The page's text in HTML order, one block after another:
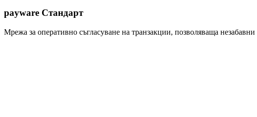
payware Стандарт
Мрежа за оперативно съгласуване на транзакции, позволяваща